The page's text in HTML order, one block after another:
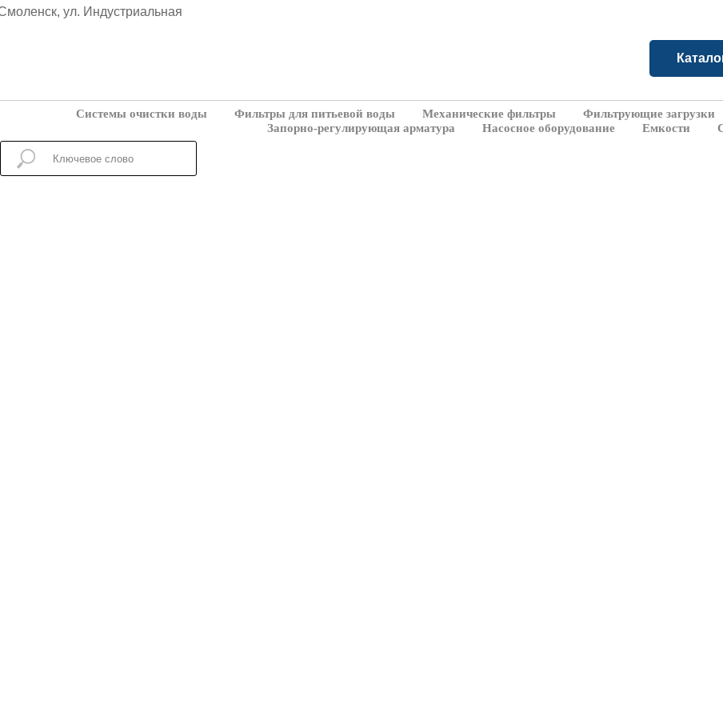
ул. Индустриальная
Системы очистки воды Фильтры для питьевой воды Механические фильтры Фильтрующие загрузки
Запорно-регулирующая арматура
Насосное оборудование Емкости